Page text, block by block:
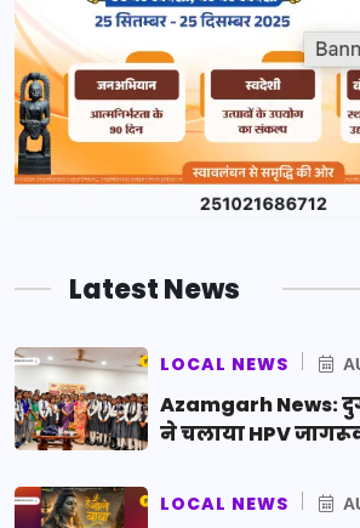
Latest News
LOCAL NEWS
Azamgarh News:
ने चलाया HPV
LOCAL NEWS